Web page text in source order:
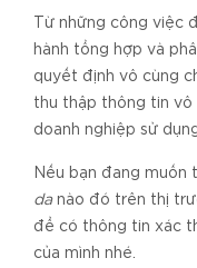
Từ những công việc
hành tổng hợp và
quyết định vô cùng
thu thập thông tin vô
doanh nghiệp sử
Nếu bạn đang muốn
danào đó trên thị
để có thông tin xác
của mình nhé.